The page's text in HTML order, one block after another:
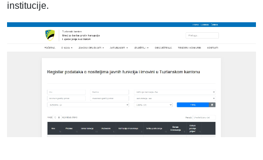
institucije.